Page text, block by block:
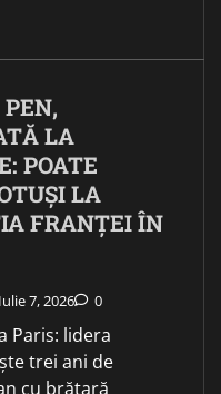
LA
POATE
LA
FRANȚEI ÎN
Iulie 7, 2026 0
Paris: lidera
trei ani de
cu brățară